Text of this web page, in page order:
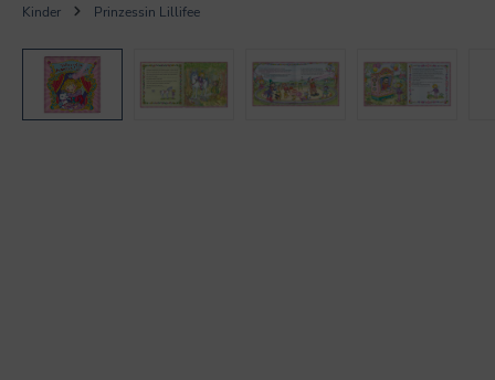
Kinder Prinzessin Lillifee
Bildergalerie überspringen